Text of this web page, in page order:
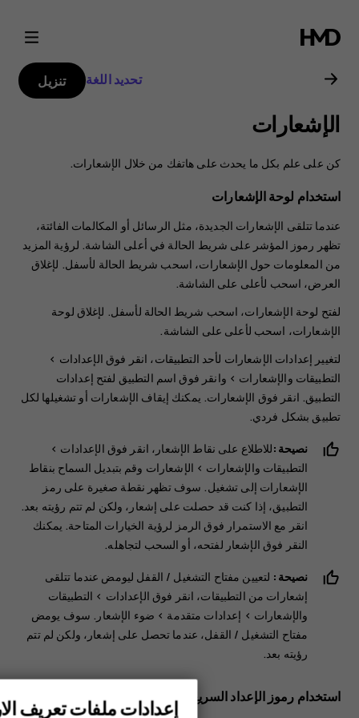
دليل
مستخدم
هاتف
Nokia
6.2
تحديد اللغة تنزيل
الإشعارات
كن على علم بكل ما يحدث على هاتفك من خلال الإشعارات.
استخدام لوحة الإشعارات
عندما تتلقى الإشعارات الجديدة، مثل الرسائل أو المكالمات الفائتة،
تظهر رموز المؤشر على شريط الحالة في أعلى الشاشة. لرؤية المزيد
من المعلومات حول الإشعارات، اسحب شريط الحالة لأسفل. لإغلاق
العرض، اسحب لأعلى على الشاشة.
لفتح لوحة الإشعارات، اسحب شريط الحالة لأسفل. لإغلاق لوحة
الإشعارات، اسحب لأعلى على الشاشة.
لتغيير إعدادات الإشعارات لأحد التطبيقات، انقر فوق الإعدادات >
التطبيقات والإشعارات > وانقر فوق اسم التطبيق لفتح إعدادات
التطبيق. انقر فوق الإشعارات. يمكنك إيقاف الإشعارات أو تشغيلها لكل
تطبيق بشكل فردي.
نصيحة:للاطلاع على نقاط الإشعار، انقر فوق الإعدادات >
‬‏‫التطبيقات والإشعارات > ‬‏‫الإشعارات وقم بتبديل السماح بنقاط
الإشعارات إلى تشغيل. سوف تظهر نقطة صغيرة على رمز
التطبيق، إذا كنت قد حصلت على إشعار، ولكن لم تتم رؤيته بعد.
انقر مع الاستمرار فوق الرمز لرؤية الخيارات المتاحة. يمكنك
النقر فوق الإشعار لفتحه، أو السحب لتجاهله.
نصيحة: لتعيين مفتاح التشغيل / القفل ليومض عندما تتلقى
إشعارات من التطبيقات، انقر فوق الإعدادات > التطبيقات
والإشعارات > إعدادات متقدمة > ضوء الإشعار . سوف يومض
مفتاح التشغيل / القفل، عندما تحصل على إشعار، ولكن لم تتم
رؤيته بعد.
استخدام رموز الإعداد السريع إعدادات ملفات تعريف